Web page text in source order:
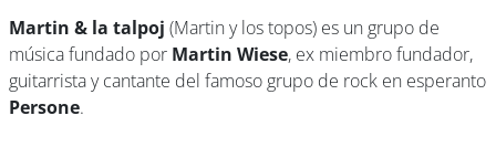
Martin & la talpoj (Martin y los topos) es un grupo de
música fundado por Martin Wiese, ex miembro fundador,
guitarrista y cantante del famoso grupo de rock en esperanto
Persone.